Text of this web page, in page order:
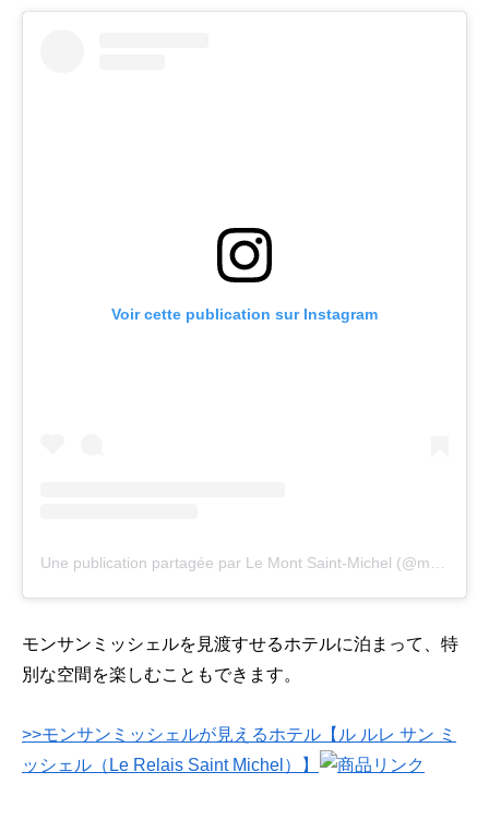
Voir cette publication sur Instagram
Une publication partagée par Le Mont Saint-Michel (@mont_stmichel)
モンサンミッシェルを見渡すせるホテルに泊まって、特
別な空間を楽しむこともできます。
>>モンサンミッシェルが見えるホテル【ル ルレ サン ミ
ッシェル（Le Relais Saint Michel）】